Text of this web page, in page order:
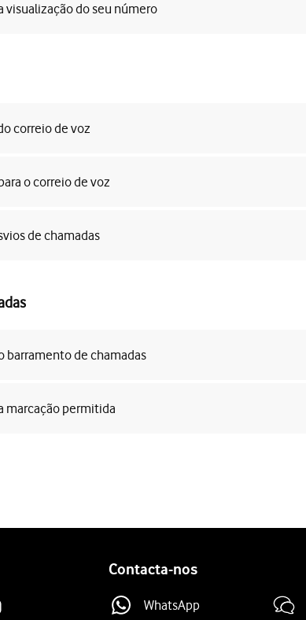
visualização do seu número
correio de voz
o correio de voz
de chamadas
barramento de chamadas
marcação permitida
Contacta-nos
WhatsApp